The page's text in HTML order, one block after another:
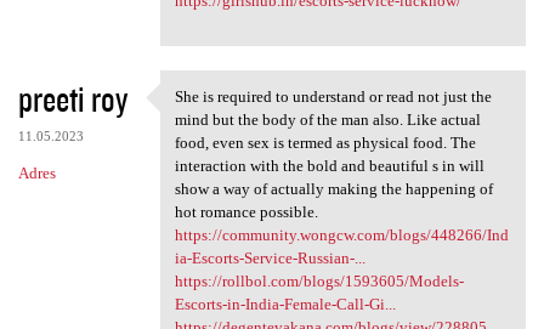
preeti roy
11.05.2023
Adres
She is required to understand
She is required to understand or read not just the
mind but the body of the man also. Like actual
food, even sex is termed as physical food. The
interaction with the bold and beautiful s in will
show a way of actually making the happening of
hot romance possible.
https://community.wongcw.com/blogs/448266/Ind
ia-Escorts-Service-Russian-...
https://rollbol.com/blogs/1593605/Models-
Escorts-in-India-Female-Call-Gi...